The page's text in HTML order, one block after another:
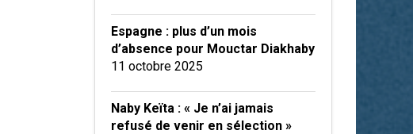
Espagne : plus d’un mois
d’absence pour Mouctar Diakhaby
11 octobre 2025
Naby Keïta : « Je n’ai jamais
refusé de venir en sélection »